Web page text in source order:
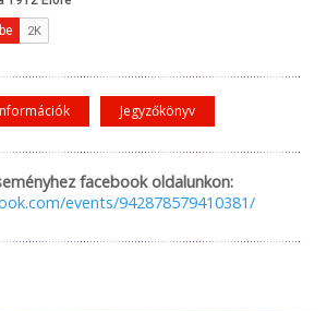
Jegyzőkönyv
facebook oldalunkon:
events/942878579410381/